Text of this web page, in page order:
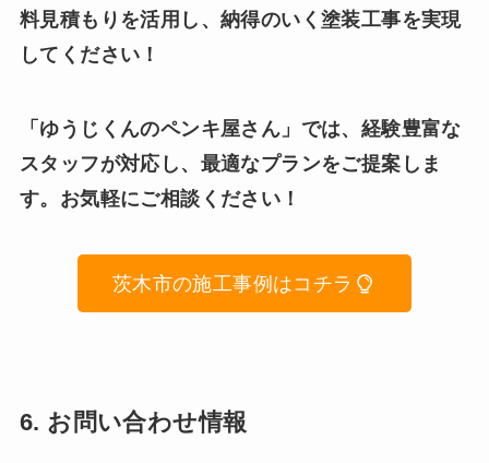
料見積もりを活用し、納得のいく塗装工事を実現
してください！
「ゆうじくんのペンキ屋さん」では、経験豊富な
スタッフが対応し、最適なプランをご提案しま
す。お気軽にご相談ください！
茨木市の施工事例はコチラ
6. お問い合わせ情報